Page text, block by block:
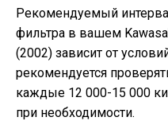
Рекомендуемый
фильтра в вашем
(2002) зависит от
рекомендуется
каждые 12 000-15 000
при необходимости.